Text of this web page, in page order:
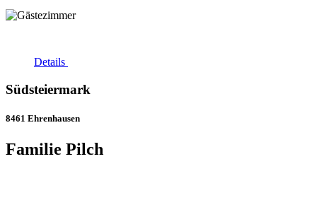
Details
Südsteiermark
8461 Ehrenhausen
Familie Pilch